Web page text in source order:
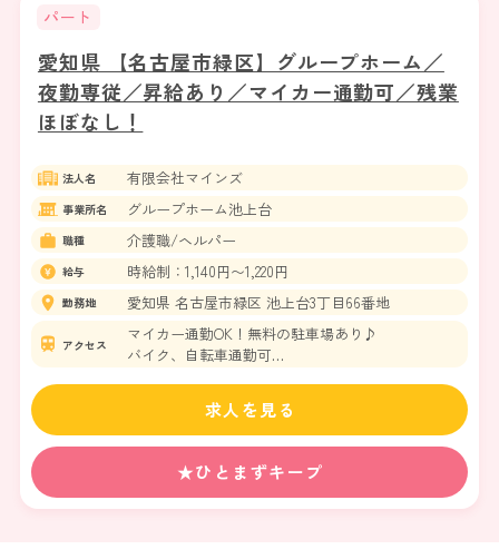
パート
愛知県 【名古屋市緑区】グループホーム／
夜勤専従／昇給あり／マイカー通勤可／残業
ほぼなし！
法人名 有限会社マインズ
事業所名 グループホーム池上台
職種 介護職/ヘルパー
給与 時給制：1,140円〜1,220円
勤務地 愛知県 名古屋市緑区 池上台3丁目66番地
アクセス
マイカー通勤OK！無料の駐車場あり♪
バイク、自転車通勤可
名古屋市桜通線 相生山駅 徒歩19分
★ひとまずキープ
求人を見る